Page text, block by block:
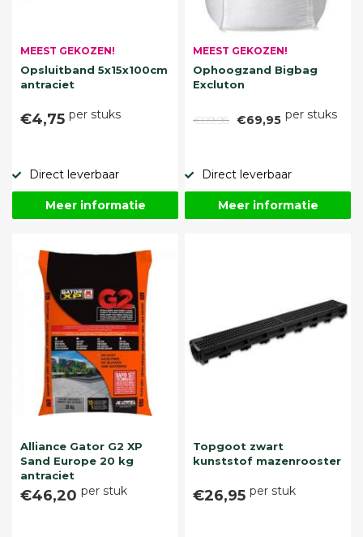
MEEST GEKOZEN!
Opsluitband 5x15x100cm
antraciet
€4,75 per stuks
Direct leverbaar
Meer informatie
MEEST GEKOZEN!
Ophoogzand Bigbag
Excluton
€89,95 €69,95 per stuks
Direct leverbaar
Meer informatie
Alliance Gator G2 XP
Sand Europe 20 kg
antraciet
€46,20 per stuk
Topgoot zwart
kunststof mazenrooster
€26,95 per stuk